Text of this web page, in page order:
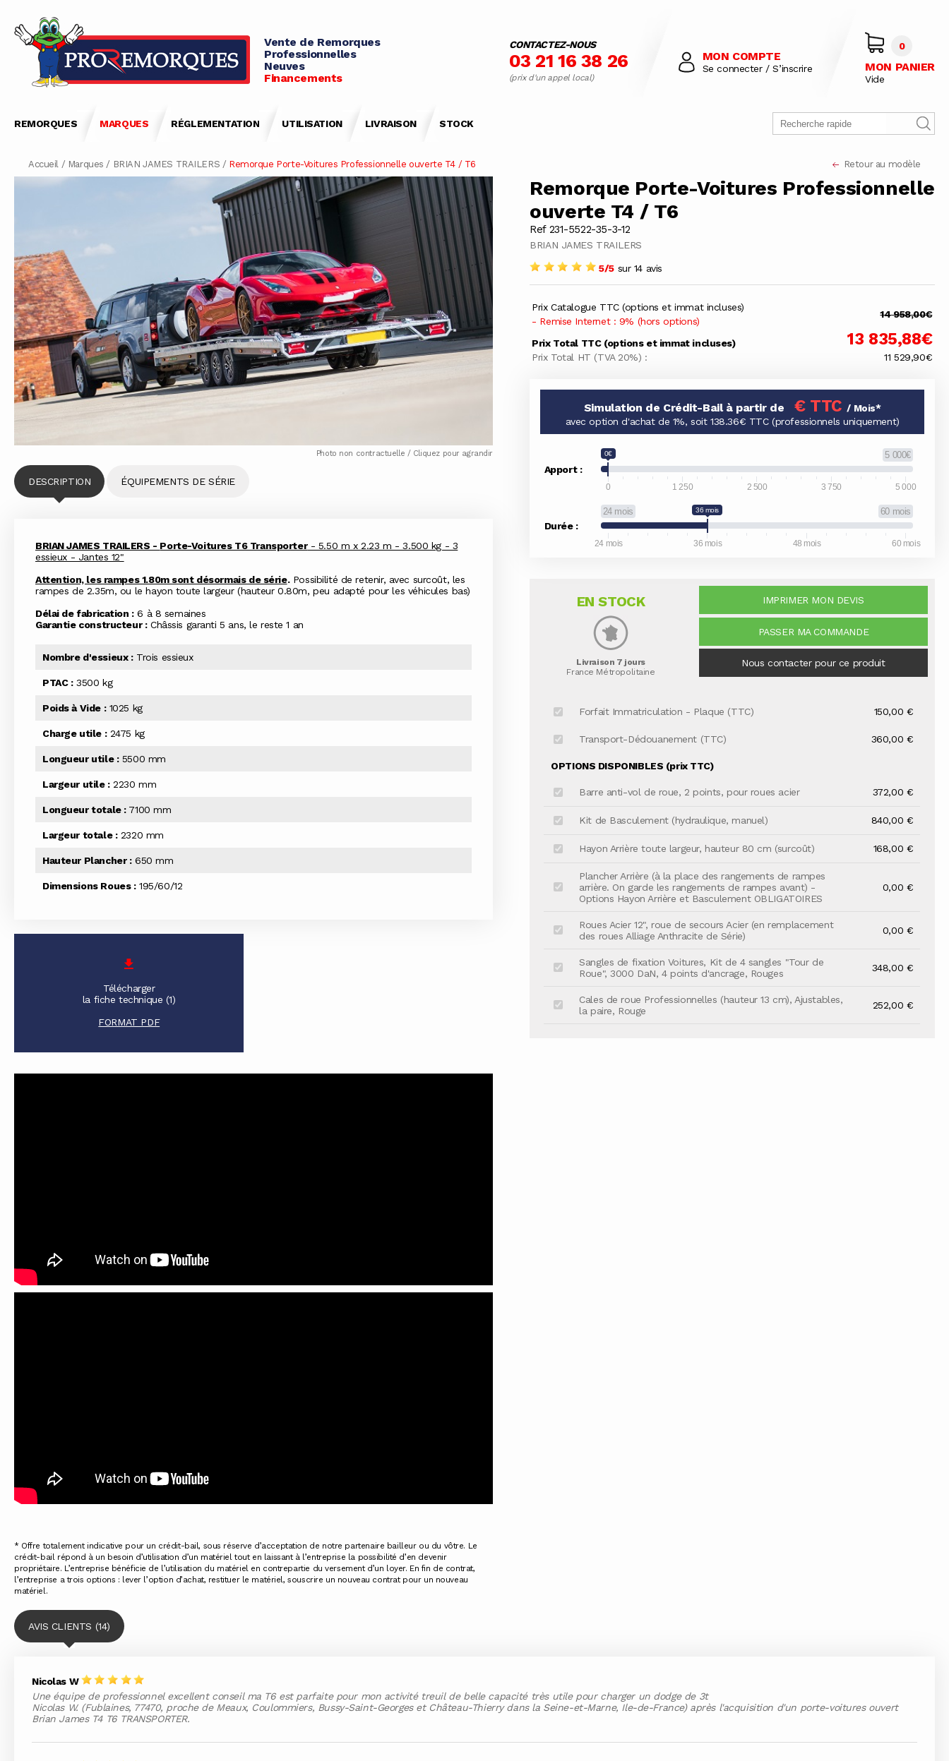
Vente de Remorques
Professionnelles
Neuves
Financements
CONTACTEZ-NOUS
03 21 16 38 26
(prix d'un appel local)
MON COMPTE
Se connecter / S’inscrire
0
MON PANIER
Vide
REMORQUES MARQUES RÉGLEMENTATION UTILISATION LIVRAISON STOCK
Accueil / Marques / BRIAN JAMES TRAILERS / Remorque Porte-Voitures Professionnelle ouverte T4 / T6 Retour au modèle
Remorque Porte-Voitures Professionnelle
ouverte T4 / T6
Ref 231-5522-35-3-12
BRIAN JAMES TRAILERS
5/5sur 14 avis
Prix Catalogue TTC (options et immat incluses)
14 958,00€
- Remise Internet : 9% (hors options)
Prix Total TTC (options et immat incluses)
13 835,88€
Prix Total HT (TVA 20%) : 11 529,90€
Apport :
5 000€
0€
0 1 250 2 500 3 750 5 000
Durée :
24 mois 60 mois
36 mois
24 mois 36 mois 48 mois 60 mois
Simulation de Crédit-Bail à partir de € TTC/ Mois*
avec option d'achat de 1%, soit 138.36€ TTC (professionnels uniquement)
EN STOCK
Livraison 7 jours
France Métropolitaine
IMPRIMER MON DEVIS
PASSER MA COMMANDE
Nous contacter pour ce produit
Forfait Immatriculation - Plaque (TTC) 150,00 €
Transport-Dédouanement (TTC) 360,00 €
OPTIONS DISPONIBLES (prix TTC)
Barre anti-vol de roue, 2 points, pour roues acier 372,00 €
Kit de Basculement (hydraulique, manuel) 840,00 €
Hayon Arrière toute largeur, hauteur 80 cm (surcoût) 168,00 €
Plancher Arrière (à la place des rangements de rampes
arrière. On garde les rangements de rampes avant) -
Options Hayon Arrière et Basculement OBLIGATOIRES
0,00 €
Roues Acier 12", roue de secours Acier (en remplacement
des roues Alliage Anthracite de Série)
0,00 €
Sangles de fixation Voitures, Kit de 4 sangles "Tour de
Roue", 3000 DaN, 4 points d'ancrage, Rouges
348,00 €
Cales de roue Professionnelles (hauteur 13 cm), Ajustables,
la paire, Rouge
252,00 €
Photo non contractuelle / Cliquez pour agrandir
DESCRIPTION ÉQUIPEMENTS DE SÉRIE
BRIAN JAMES TRAILERS - Porte-Voitures T6 Transporter- 5.50 m x 2.23 m - 3.500 kg - 3
essieux - Jantes 12"
Attention, les rampes 1.80m sont désormais de série.Possibilité de retenir, avec surcoût, les
rampes de 2.35m, ou le hayon toute largeur (hauteur 0.80m, peu adapté pour les véhicules bas)
Délai de fabrication :6 à 8 semaines
Garantie constructeur :Châssis garanti 5 ans, le reste 1 an
Nombre d'essieux :Trois essieux
PTAC :3500 kg
Poids à Vide :1025 kg
Charge utile :2475 kg
Longueur utile :5500 mm
Largeur utile :2230 mm
Longueur totale :7100 mm
Largeur totale :2320 mm
Hauteur Plancher :650 mm
Dimensions Roues :195/60/12
Télécharger
la fiche technique (1)
FORMAT PDF
* Offre totalement indicative pour un crédit-bail, sous réserve d’acceptation de notre partenaire bailleur ou du vôtre. Le
crédit-bail répond à un besoin d’utilisation d’un matériel tout en laissant à l’entreprise la possibilité d’en devenir
propriétaire. L’entreprise bénéficie de l’utilisation du matériel en contrepartie du versement d’un loyer. En fin de contrat,
l’entreprise a trois options : lever l’option d’achat, restituer le matériel, souscrire un nouveau contrat pour un nouveau
matériel.
AVIS CLIENTS (14)
Nicolas W
Une équipe de professionnel excellent conseil ma T6 est parfaite pour mon activité treuil de belle capacité très utile pour charger un dodge de 3t
Nicolas W. (Fublaines, 77470, proche de Meaux, Coulommiers, Bussy-Saint-Georges et Château-Thierry dans la Seine-et-Marne, Ile-de-France) après l'acquisition d'un porte-voitures ouvert
Brian James T4 T6 TRANSPORTER.